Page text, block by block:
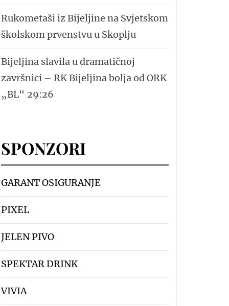
Rukometaši iz Bijeljine na Svjetskom
školskom prvenstvu u Skoplju
Bijeljina slavila u dramatičnoj
završnici – RK Bijeljina bolja od ORK
„BL“ 29:26
SPONZORI
GARANT OSIGURANJE
PIXEL
JELEN PIVO
SPEKTAR DRINK
VIVIA